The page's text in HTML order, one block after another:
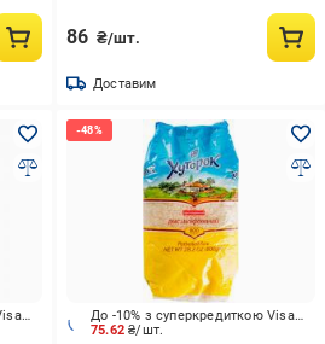
86 ₴/шт.
Доставим
До -10% з суперкредиткою Visa Вигода
75.62₴/шт.
До -10% з суперкредиткою Visa Вигода